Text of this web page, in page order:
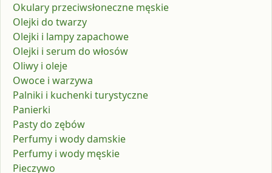
Okulary przeciwsłoneczne męskie
Olejki do twarzy
Olejki i lampy zapachowe
Olejki i serum do włosów
Oliwy i oleje
Owoce i warzywa
Palniki i kuchenki turystyczne
Panierki
Pasty do zębów
Perfumy i wody damskie
Perfumy i wody męskie
Pieczywo